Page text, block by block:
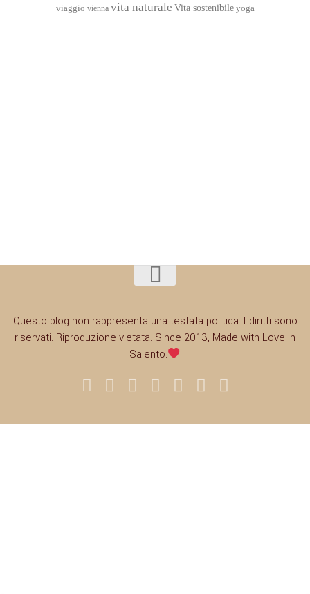
viaggio vienna vita naturale Vita sostenibile yoga
Questo blog non rappresenta una testata politica. I diritti sono
riservati. Riproduzione vietata. Since 2013, Made with Love in
Salento.